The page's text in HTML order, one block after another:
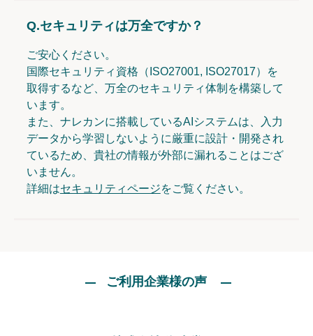
Q.セキュリティは万全ですか？
ご安心ください。
国際セキュリティ資格（ISO27001, ISO27017）を
取得するなど、万全のセキュリティ体制を構築して
います。
また、ナレカンに搭載しているAIシステムは、入力
データから学習しないように厳重に設計・開発され
ているため、貴社の情報が外部に漏れることはござ
いません。
詳細はセキュリティページをご覧ください。
ご利用企業様の声